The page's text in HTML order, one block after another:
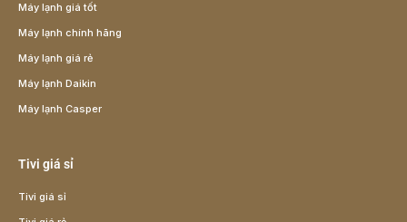
Máy lạnh giá tốt
Máy lạnh chính hãng
Máy lạnh giá rẻ
Máy lạnh Daikin
Máy lạnh Casper
Tivi giá sỉ
Tivi giá sỉ